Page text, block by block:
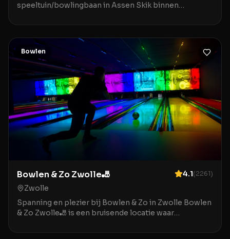
speeltuin/bowlingbaan in Assen Skik binnen
bestemming voor gezinn
Bowlen
Bowlen & Zo Zwolle🎳 4.1(2261)
Zwolle
Spanning en plezier bij Bowlen & Zo in Zwolle Bowlen
& Zo Zwolle🎳 is een bruisende locatie waar
hart v